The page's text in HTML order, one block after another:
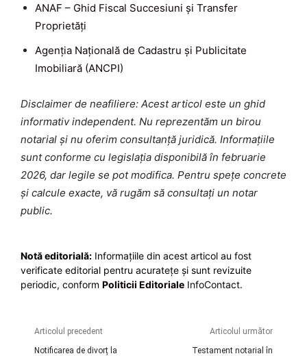
ANAF – Ghid Fiscal Succesiuni și Transfer
Proprietăți
Agenția Națională de Cadastru și Publicitate
Imobiliară (ANCPI)
Disclaimer de neafiliere: Acest articol este un ghid
informativ independent. Nu reprezentăm un birou
notarial și nu oferim consultanță juridică. Informațiile
sunt conforme cu legislația disponibilă în februarie
2026, dar legile se pot modifica. Pentru spețe concrete
și calcule exacte, vă rugăm să consultați un notar
public.
Notă editorială: Informațiile din acest articol au fost
verificate editorial pentru acuratețe și sunt revizuite
periodic, conform Politicii Editoriale InfoContact.
Articolul precedent
Notificarea de divorț la
Articolul următor
Testament notarial în